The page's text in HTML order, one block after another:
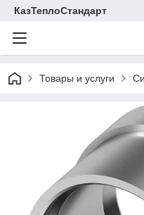
КазТеплоСтандарт
Товары и услуги